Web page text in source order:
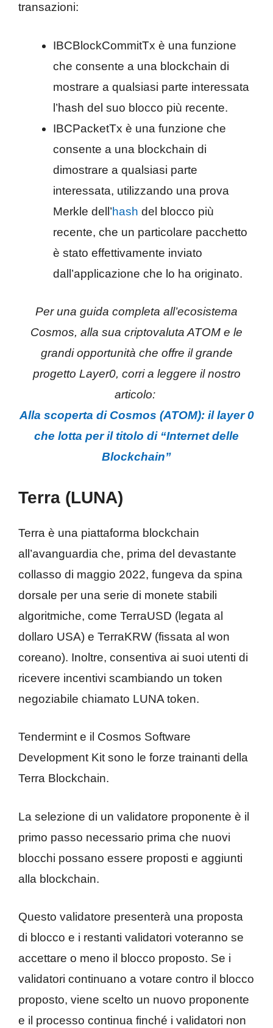
transazioni:
IBCBlockCommitTx è una funzione
che consente a una blockchain di
mostrare a qualsiasi parte interessata
l’hash del suo blocco più recente.
IBCPacketTx è una funzione che
consente a una blockchain di
dimostrare a qualsiasi parte
interessata, utilizzando una prova
Merkle dell’hash del blocco più
recente, che un particolare pacchetto
è stato effettivamente inviato
dall’applicazione che lo ha originato.
Per una guida completa all’ecosistema
Cosmos, alla sua criptovaluta ATOM e le
grandi opportunità che offre il grande
progetto Layer0, corri a leggere il nostro
articolo:
Alla scoperta di Cosmos (ATOM): il layer 0
che lotta per il titolo di “Internet delle
Blockchain”
Terra (LUNA)
Terra è una piattaforma blockchain
all’avanguardia che, prima del devastante
collasso di maggio 2022, fungeva da spina
dorsale per una serie di monete stabili
algoritmiche, come TerraUSD (legata al
dollaro USA) e TerraKRW (fissata al won
coreano). Inoltre, consentiva ai suoi utenti di
ricevere incentivi scambiando un token
negoziabile chiamato LUNA token.
Tendermint e il Cosmos Software
Development Kit sono le forze trainanti della
Terra Blockchain.
La selezione di un validatore proponente è il
primo passo necessario prima che nuovi
blocchi possano essere proposti e aggiunti
alla blockchain.
Questo validatore presenterà una proposta
di blocco e i restanti validatori voteranno se
accettare o meno il blocco proposto. Se i
validatori continuano a votare contro il blocco
proposto, viene scelto un nuovo proponente
e il processo continua finché i validatori non